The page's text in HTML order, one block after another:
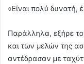
«Είναι πολύ δυνατή,
Παράλληλα, εξήρε
και των μελών της
αντέδρασαν με